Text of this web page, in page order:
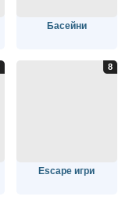
Басейни
Escape игри